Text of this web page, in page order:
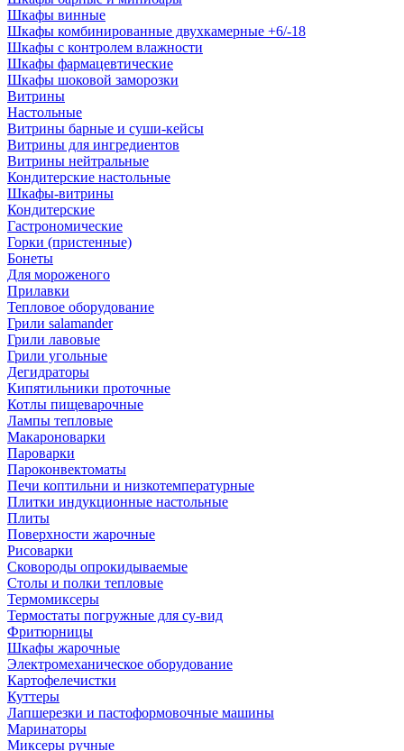
Шкафы винные
Шкафы комбинированные двухкамерные +6/-18
Шкафы с контролем влажности
Шкафы фармацевтические
Шкафы шоковой заморозки
Витрины
Настольные
Витрины барные и суши-кейсы
Витрины для ингредиентов
Витрины нейтральные
Кондитерские настольные
Шкафы-витрины
Кондитерские
Гастрономические
Горки (пристенные)
Бонеты
Для мороженого
Прилавки
Тепловое оборудование
Грили salamander
Грили лавовые
Грили угольные
Дегидраторы
Кипятильники проточные
Котлы пищеварочные
Лампы тепловые
Макароноварки
Пароварки
Пароконвектоматы
Печи коптильни и низкотемпературные
Плитки индукционные настольные
Плиты
Поверхности жарочные
Рисоварки
Сковороды опрокидываемые
Столы и полки тепловые
Термомиксеры
Термостаты погружные для су-вид
Фритюрницы
Шкафы жарочные
Электромеханическое оборудование
Картофелечистки
Куттеры
Лапшерезки и пастоформовочные машины
Маринаторы
Миксеры ручные